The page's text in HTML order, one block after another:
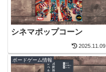
シネマポップコーン
2025.11.09
ボードゲーム情報